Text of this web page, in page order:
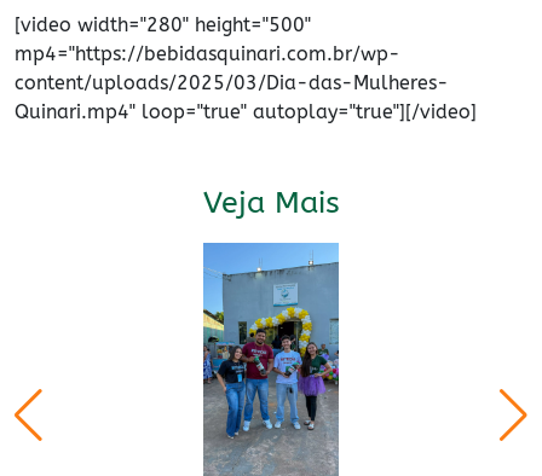
[video width="280" height="500"
mp4="https://bebidasquinari.com.br/wp-
content/uploads/2025/03/Dia-das-Mulheres-
Quinari.mp4" loop="true" autoplay="true"][/video]
Veja Mais